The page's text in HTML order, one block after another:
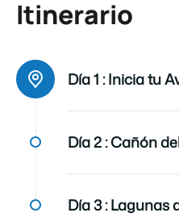
Itinerario
Día 1 :Inicia tu
Día 2 :Cañón
Día 3 :Lagunas